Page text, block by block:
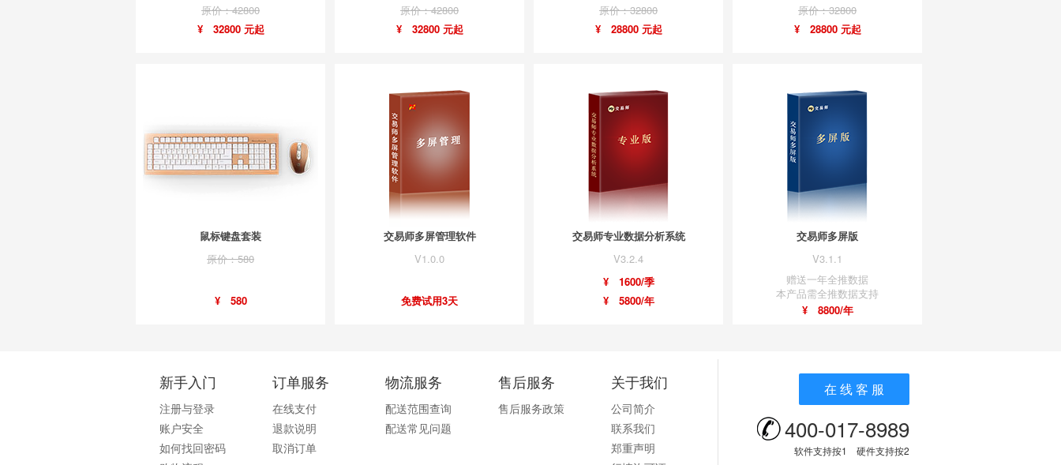
原价：42800
¥ 32800 元起
原价：42800
¥ 32800 元起
原价：32800
¥ 28800 元起
原价：32800
¥ 28800 元起
鼠标键盘套装
原价：580
¥ 580
交易师多屏管理软件
V1.0.0
免费试用3天
交易师专业数据分析系统
V3.2.4
¥ 1600/季
¥ 5800/年
交易师多屏版
V3.1.1
赠送一年全推数据
本产品需全推数据支持
¥ 8800/年
新手入门
注册与登录
账户安全
如何找回密码
订单服务
在线支付
退款说明
取消订单
物流服务
配送范围查询
配送常见问题
售后服务
售后服务政策
关于我们
公司简介
联系我们
郑重声明
在 线 客 服
400-017-8989
软件支持按1 硬件支持按2